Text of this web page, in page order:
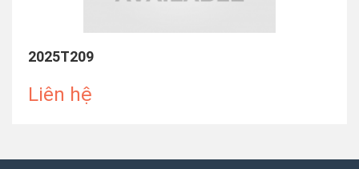
2025T209
Liên hệ